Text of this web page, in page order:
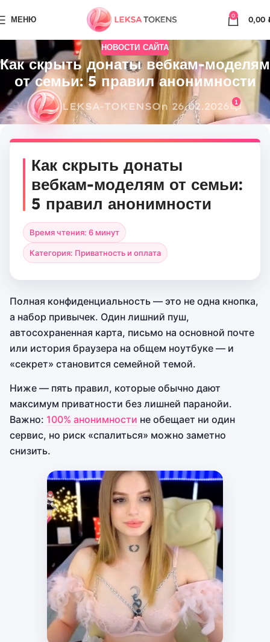
МЕНЮ 0 0,00
НОВОСТИ САЙТА
Как скрыть донаты вебкам-моделям
от семьи: 5 правил анонимности
LEKSA-TOKENSOn 26.02.2026 1
Как скрыть донаты
вебкам-моделям от семьи:
5 правил анонимности
Время чтения: 6 минут
Категория: Приватность и оплата
Полная конфиденциальность — это не одна кнопка,
а набор привычек. Один лишний пуш,
автосохраненная карта, письмо на основной почте
или история браузера на общем ноутбуке — и
«секрет» становится семейной темой.
Ниже — пять правил, которые обычно дают
максимум приватности без лишней паранойи.
Важно: 100% анонимности не обещает ни один
сервис, но риск «спалиться» можно заметно
снизить.